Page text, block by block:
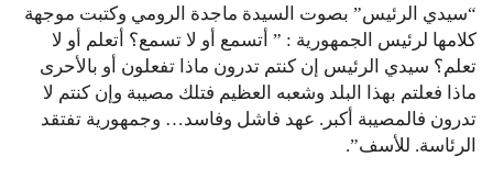
“سيدي الرئيس” بصوت السيدة ماجدة الرومي وكتبت موجهة
كلامها لرئيس الجمهورية : ” أتسمع أو لا تسمع؟ أتعلم أو لا
تعلم؟ سيدي الرئيس إن كنتم تدرون ماذا تفعلون أو بالأحرى
ماذا فعلتم بهذا البلد وشعبه العظيم فتلك مصيبة وإن كنتم لا
تدرون فالمصيبة أكبر. عهد فاشل وفاسد… وجمهورية تفتقد
الرئاسة. للأسف”.